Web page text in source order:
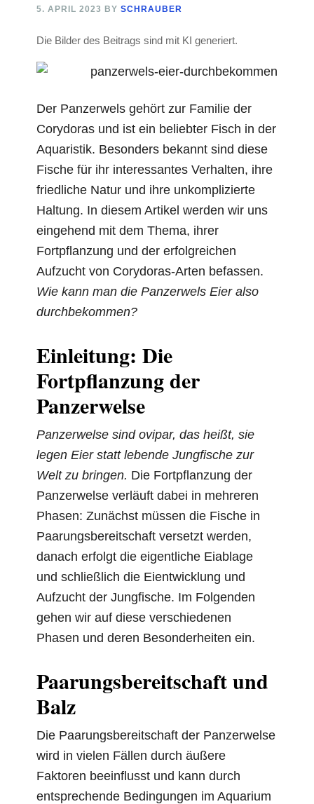
5. APRIL 2023 BYSCHRAUBER
Die Bilder des Beitrags sind mit KI generiert.
Der Panzerwels gehört zur Familie der
Corydoras und ist ein beliebter Fisch in der
Aquaristik. Besonders bekannt sind diese
Fische für ihr interessantes Verhalten, ihre
friedliche Natur und ihre unkomplizierte
Haltung. In diesem Artikel werden wir uns
eingehend mit dem Thema, ihrer
Fortpflanzung und der erfolgreichen
Aufzucht von Corydoras-Arten befassen.
Wie kann man die Panzerwels Eier also
durchbekommen?
Einleitung: Die
Fortpflanzung der
Panzerwelse
Panzerwelse sind ovipar, das heißt, sie
legen Eier statt lebende Jungfische zur
Welt zu bringen. Die Fortpflanzung der
Panzerwelse verläuft dabei in mehreren
Phasen: Zunächst müssen die Fische in
Paarungsbereitschaft versetzt werden,
danach erfolgt die eigentliche Eiablage
und schließlich die Eientwicklung und
Aufzucht der Jungfische. Im Folgenden
gehen wir auf diese verschiedenen
Phasen und deren Besonderheiten ein.
Paarungsbereitschaft und
Balz
Die Paarungsbereitschaft der Panzerwelse
wird in vielen Fällen durch äußere
Faktoren beeinflusst und kann durch
entsprechende Bedingungen im Aquarium